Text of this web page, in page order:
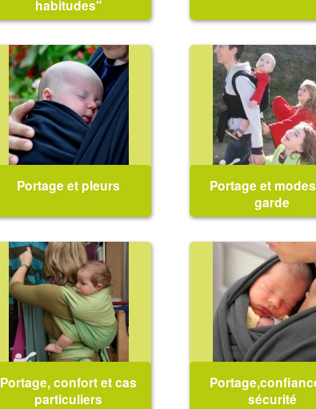
habitudes"
enfant contre soi lui donne-t-il
de "mauvaises habitudes" ?
Cela ne va-t-il pas l'empêcher
de devenir autonome ? ...
naissance ?
Portage et pleurs
l'installe ou semble ne pas
aimer être porté : que faire ?
Mon bébé pleure beaucoup, il a
des "coliques" : le portage
peut-il nous aider ?...
Portage et
garde
porté : comment ce la
passer à la crèche ou
l'assistante maternelle ?
garde des enfants : puis-
porter ?...
Portage, confort et cas
particuliers
sécurité